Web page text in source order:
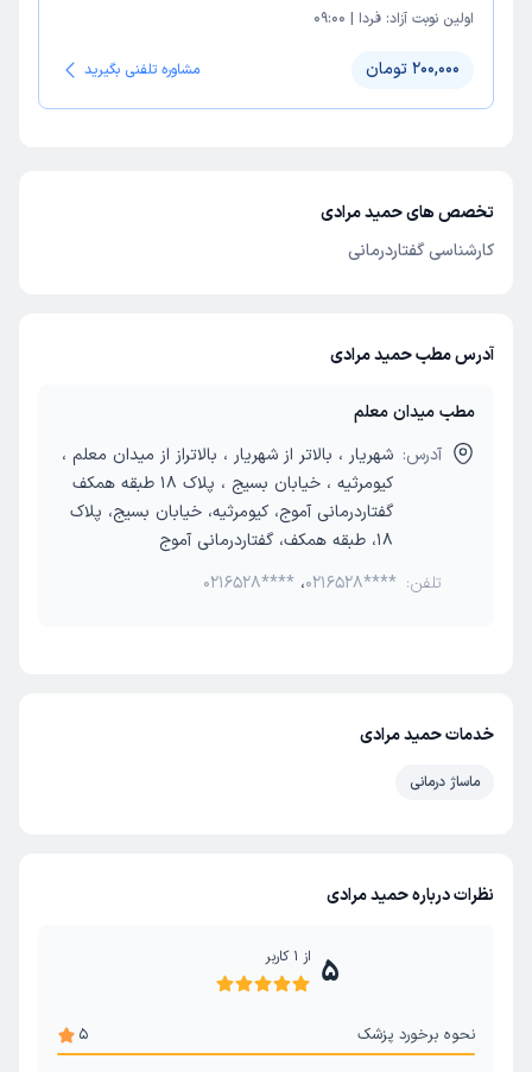
اولین نوبت آزاد: فردا |
09:00
200,000 تومان مشاوره تلفنی بگیرید
تخصص های حمید مرادی
کارشناسی گفتاردرمانی
آدرس مطب حمید مرادی
مطب میدان معلم
آدرس: شهریار ، بالاتر از شهریار ، بالاتراز از میدان معلم ،
کیومرثیه ، خیابان بسیج ، پلاک 18 طبقه همکف
گفتاردرمانی آموج، کیومرثیه، خیابان بسیج، پلاک
18، طبقه همکف، گفتاردرمانی آموج
تلفن:
0216528**** ،0216528****
خدمات حمید مرادی
ماساژ درمانی
نظرات درباره حمید مرادی
5 از 1 کاربر
نحوه برخورد پزشک 5